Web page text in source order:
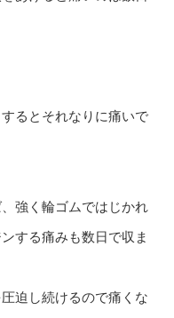
るとそれなりに痛いで
強く輪ゴムではじかれ
する痛みも数日で収ま
迫し続けるので痛くな